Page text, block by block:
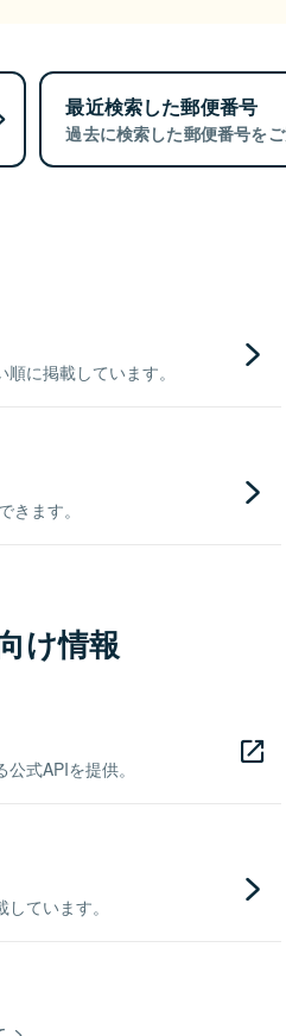
最近検索した郵便番号
過去に検索した郵便番号をご
に掲載しています。
ます。
け情報
式APIを提供。
ています。